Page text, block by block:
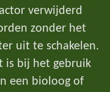
verwijderd
zonder het
uit te schakelen.
is bij het gebruik
een bioloog of